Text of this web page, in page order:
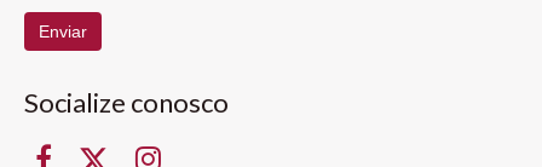
Enviar
Socialize conosco